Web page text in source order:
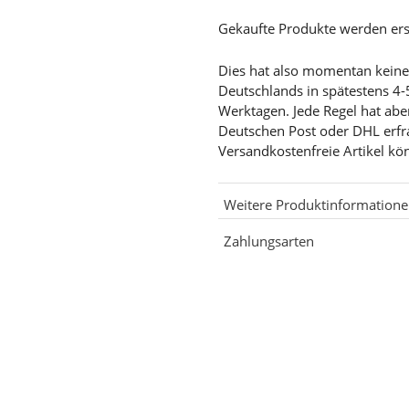
Gekaufte Produkte werden
Dies hat also momentan
Deutschlands in spätestens
Werktagen. Jede Regel hat
Deutschen Post oder DHL
Versandkostenfreie Artikel
Weitere
Zahlungsarten